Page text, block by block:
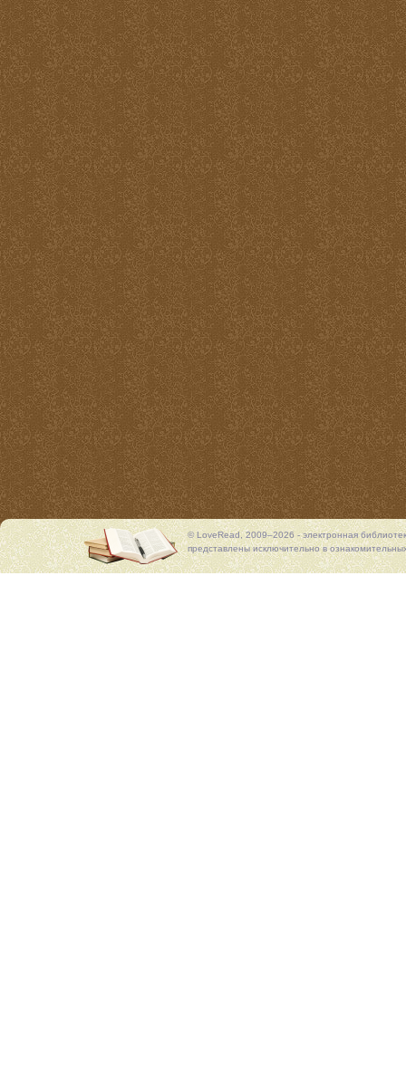
© LoveRead, 2009–2026 - электронная
представлены исключительно в